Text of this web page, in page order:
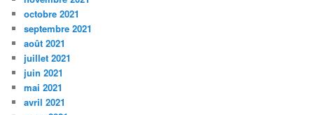
octobre 2021
septembre 2021
août 2021
juillet 2021
juin 2021
mai 2021
avril 2021